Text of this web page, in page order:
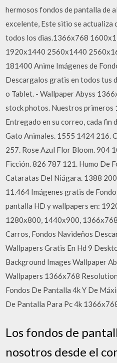
hermosos fondos de pantalla de
excelente, Este sitio se actualiza
todos los dias.1366x768
1920x1440 2560x1440
181400 Anime Imágenes de
Descargalos gratis en todos tus
o Tablet. - Wallpaper Abyss
stock photos. Nuestros primeros
Entregado en su correo, cada fin
Gato Animales. 1555 1424 216.
257. Rose Azul Flor Bloom. 904
Ficción. 826 787 121. Humo De
Cataratas Del Niágara. 1388
11.464 Imágenes gratis de
pantalla HD y wallpapers en:
1280x800, 1440x900,
Carros, Fondos Navideños
Wallpapers Gratis En Hd 9
Background Images Wallpaper
Wallpapers 1366x768
Fondos De Pantalla 4k Y De
De Pantalla Para Pc 4k
Los fondos de
nosotros desde el